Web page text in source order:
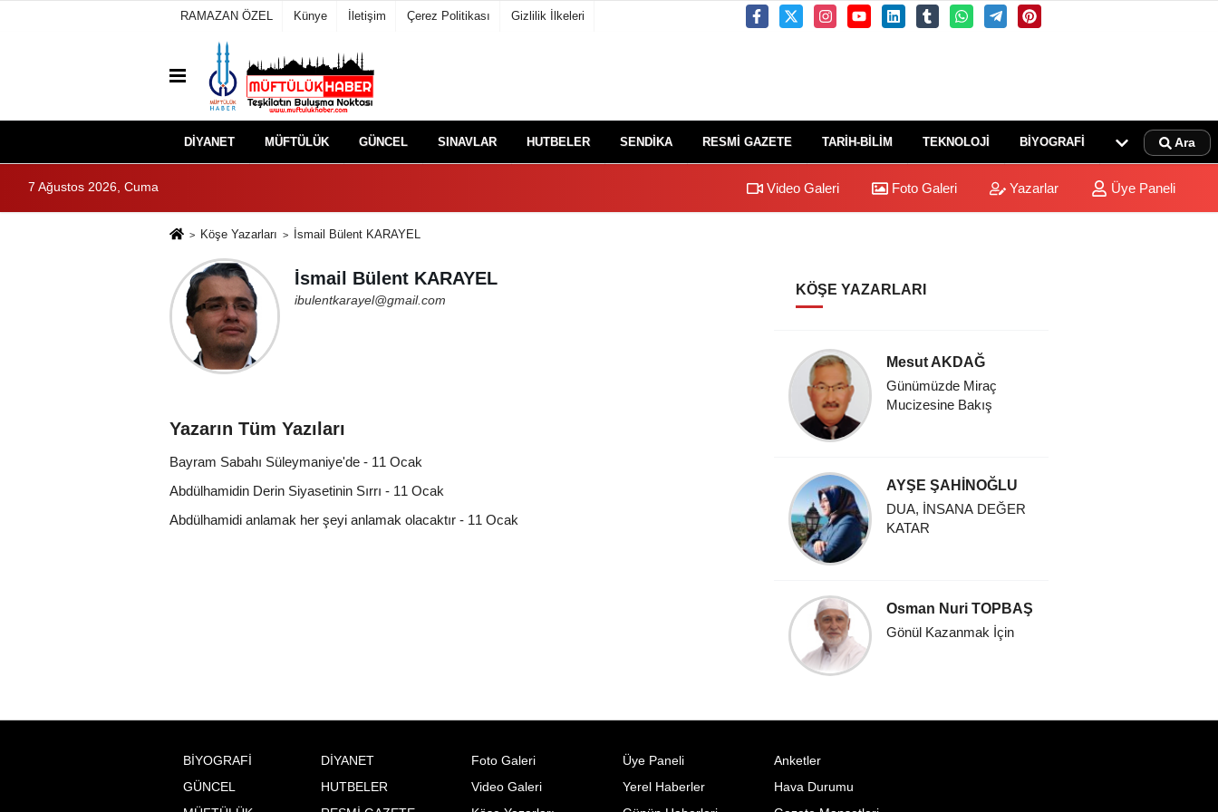
RAMAZAN ÖZEL Künye İletişim Çerez Politikası Gizlilik İlkeleri
DİYANET MÜFTÜLÜK GÜNCEL SINAVLAR HUTBELER SENDİKA RESMİ GAZETE TARİH-BİLİM TEKNOLOJİ BİYOGRAFİ Ara
7 Ağustos 2026, Cuma Video Galeri Foto Galeri Yazarlar Üye Paneli
Köşe Yazarları İsmail Bülent KARAYEL
İsmail Bülent KARAYEL
ibulentkarayel@gmail.com
Yazarın Tüm Yazıları
Bayram Sabahı Süleymaniye'de - 11 Ocak
Abdülhamidin Derin Siyasetinin Sırrı - 11 Ocak
Abdülhamidi anlamak her şeyi anlamak olacaktır - 11 Ocak
KÖŞE YAZARLARI
Mesut AKDAĞ
Günümüzde Miraç
Mucizesine Bakış
AYŞE ŞAHİNOĞLU
DUA, İNSANA DEĞER
KATAR
Osman Nuri TOPBAŞ
Gönül Kazanmak İçin
BİYOGRAFİ
DİYANET
GÜNCEL
HUTBELER
Foto Galeri
Video Galeri
Üye Paneli
Yerel Haberler
Anketler
Hava Durumu